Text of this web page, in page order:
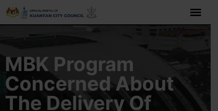
Skip
MBK Program
Concerned About
The Delivery Of